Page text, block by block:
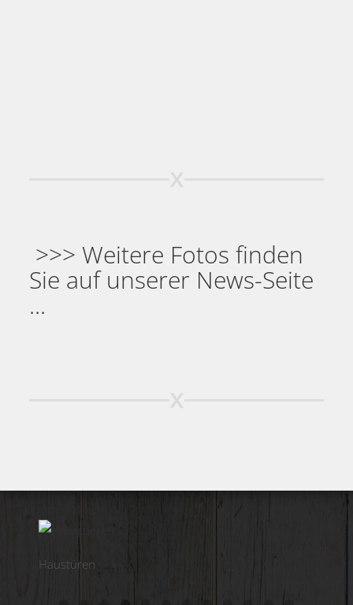
>>> Weitere Fotos finden
Sie auf unserer News-Seite
...
Haustüren